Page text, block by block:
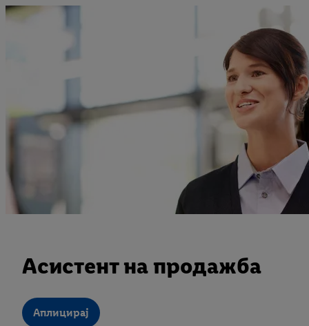
Асистент на продажба
Аплицирај